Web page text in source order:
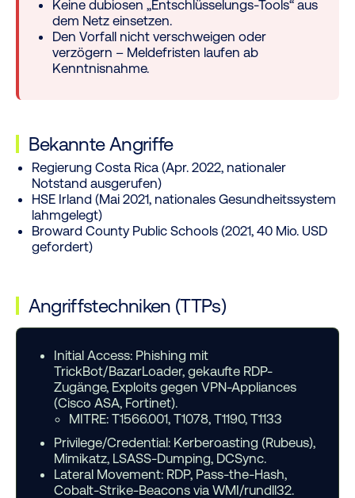
Keine dubiosen „Entschlüsselungs-Tools“ aus
dem Netz einsetzen.
Den Vorfall nicht verschweigen oder
verzögern – Meldefristen laufen ab
Kenntnisnahme.
Bekannte Angriffe
Regierung Costa Rica (Apr. 2022, nationaler
Notstand ausgerufen)
HSE Irland (Mai 2021, nationales Gesundheitssystem
lahmgelegt)
Broward County Public Schools (2021, 40 Mio. USD
gefordert)
Angriffstechniken (TTPs)
Initial Access:Phishing mit
TrickBot/BazarLoader, gekaufte RDP-
Zugänge, Exploits gegen VPN-Appliances
(Cisco ASA, Fortinet).
MITRE: T1566.001, T1078, T1190, T1133
Privilege/Credential:Kerberoasting (Rubeus),
Mimikatz, LSASS-Dumping, DCSync.
Lateral Movement:RDP, Pass-the-Hash,
Cobalt-Strike-Beacons via WMI/rundll32.